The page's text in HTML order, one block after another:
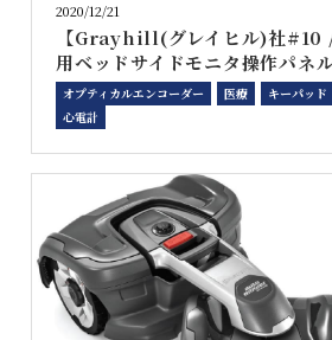
2020/12/21
【Grayhill(グレイヒル)社#10
用ベッドサイドモニタ操作パネ
オプティカルエンコーダー 医療 キーパッド
心電計